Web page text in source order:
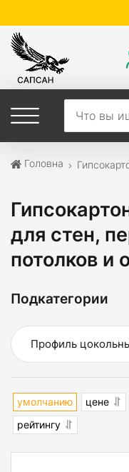
Головна
для стен,
потолков и
Подкатегории
Профиль
умолчанию цене
рейтингу